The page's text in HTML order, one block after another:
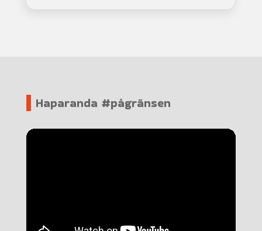
Haparanda #pågränsen